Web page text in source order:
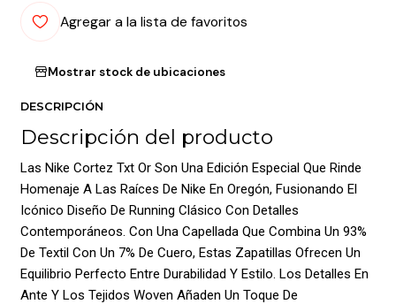
Agregar a la lista de favoritos
Mostrar stock de ubicaciones
DESCRIPCIÓN
Descripción del producto
Las Nike Cortez Txt Or Son Una Edición Especial Que Rinde
Homenaje A Las Raíces De Nike En Oregón, Fusionando El
Icónico Diseño De Running Clásico Con Detalles
Contemporáneos. Con Una Capellada Que Combina Un 93%
De Textil Con Un 7% De Cuero, Estas Zapatillas Ofrecen Un
Equilibrio Perfecto Entre Durabilidad Y Estilo. Los Detalles En
Ante Y Los Tejidos Woven Añaden Un Toque De